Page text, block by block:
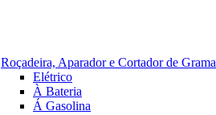
Roçadeira, Aparador e Cortador de Grama
Elétrico
À Bateria
Á Gasolina